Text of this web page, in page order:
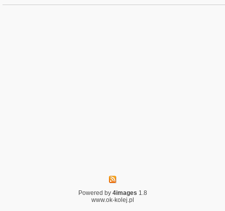
Powered by 4images 1.8
www.ok-kolej.pl